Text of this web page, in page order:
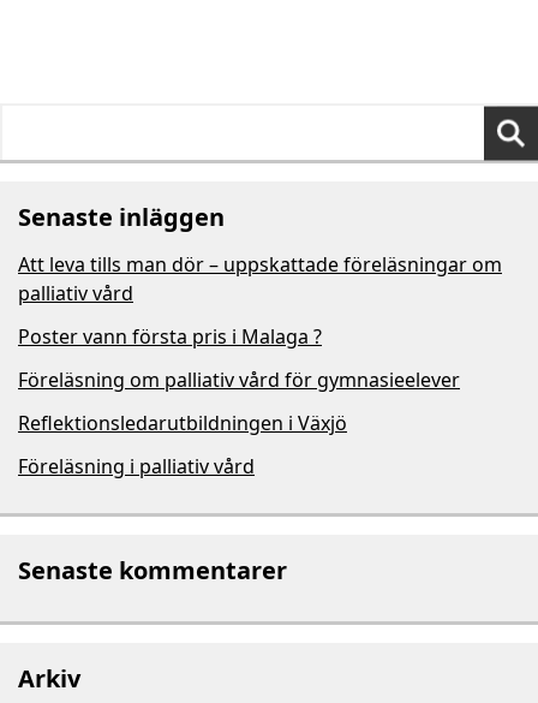
Senaste inläggen
Att leva tills man dör – uppskattade föreläsningar om
palliativ vård
Poster vann första pris i Malaga ?
Föreläsning om palliativ vård för gymnasieelever
Reflektionsledarutbildningen i Växjö
Föreläsning i palliativ vård
Senaste kommentarer
Arkiv